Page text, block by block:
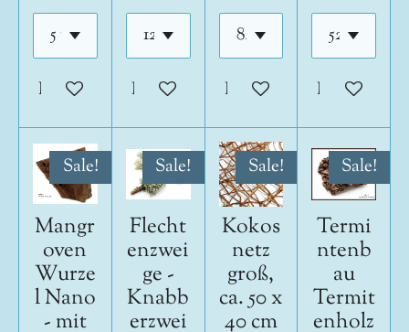
In den WarenkorbIn den WarenkorbIn den Warenkorb
In den
Sale!
Mangr
oven
Wurze
l Nano
- mit
Sale!
Flecht
enzwei
ge -
Knabb
erzwei
Sale!
Kokos
netz
groß,
ca. 50 x
40 cm
Sale!
Termi
ntenb
au
Termit
enholz